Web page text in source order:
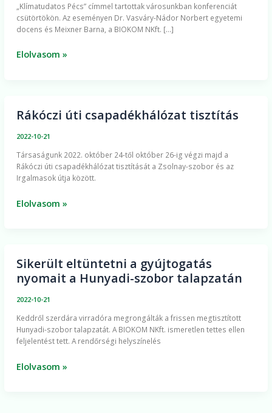
„Klímatudatos Pécs” címmel tartottak városunkban konferenciát
csütörtökön. Az eseményen Dr. Vasváry-Nádor Norbert egyetemi
docens és Meixner Barna, a BIOKOM NKft. […]
pályázatot
írt
a
PTE-
Elolvasom »
Rákóczi úti csapadékhálózat tisztítás
2022-10-21
​Társaságunk 2022. október 24-től október 26-ig végzi majd a
Rákóczi úti csapadékhálózat tisztítását a Zsolnay-szobor és az
Irgalmasok útja között.
Rákóczi
tisztítás
Elolvasom »
Sikerült eltüntetni a gyújtogatás
nyomait a Hunyadi-szobor talapzatán
2022-10-21
Keddről szerdára virradóra megrongálták a frissen megtisztított
Hunyadi-szobor talapzatát. A BIOKOM NKft. ismeretlen tettes ellen
feljelentést tett. A rendőrségi helyszínelés
Sikerült
eltüntetni
nyomait
a
szobor
Elolvasom »